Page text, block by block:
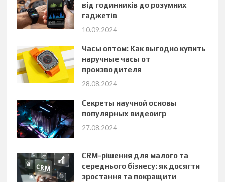
від годинників до розумних
гаджетів
10.09.2024
Часы оптом: Как выгодно купить
наручные часы от
производителя
28.08.2024
Секреты научной основы
популярных видеоигр
27.08.2024
CRM-рішення для малого та
середнього бізнесу: як досягти
зростання та покращити